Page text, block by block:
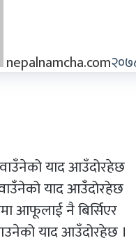
nepalnamcha.com
याद आउँदोरहेछ
याद आउँदोरहेछ
आफूलाई नै बिर्सिएर
याद आउँदोरहेछ ।